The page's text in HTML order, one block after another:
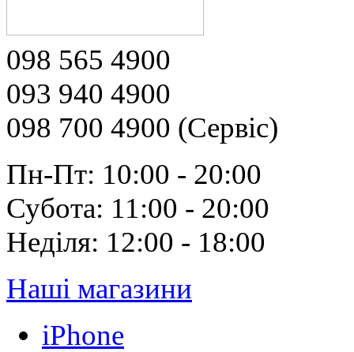
098 565 4900
093 940 4900
098 700 4900 (Сервіс)
Пн-Пт: 10:00 - 20:00
Субота: 11:00 - 20:00
Неділя: 12:00 - 18:00
Наші магазини
iPhone